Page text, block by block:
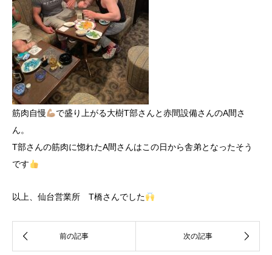
筋肉自慢
で盛り上がる大樹T部さんと赤間設備さんのA間さ
ん。
T部さんの筋肉に惚れたA間さんはこの日から舎弟となったそう
です
以上、仙台営業所 T橋さんでした